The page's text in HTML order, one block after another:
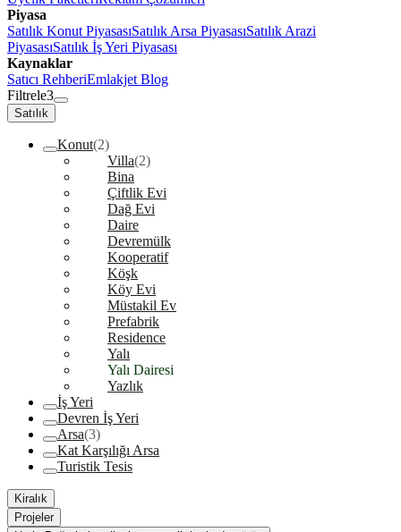
Piyasa
Satılık Konut PiyasasıSatılık Arsa PiyasasıSatılık Arazi
PiyasasıSatılık İş Yeri Piyasası
Kaynaklar
Satıcı RehberiEmlakjet Blog
Filtrele3
Satılık
Konut(2)
Villa(2)
Bina
Çiftlik Evi
Dağ Evi
Daire
Devremülk
Kooperatif
Köşk
Köy Evi
Müstakil Ev
Prefabrik
Residence
Yalı
Yalı Dairesi
Yazlık
İş Yeri
Devren İş Yeri
Arsa(3)
Kat Karşılığı Arsa
Turistik Tesis
Kiralık
Projeler